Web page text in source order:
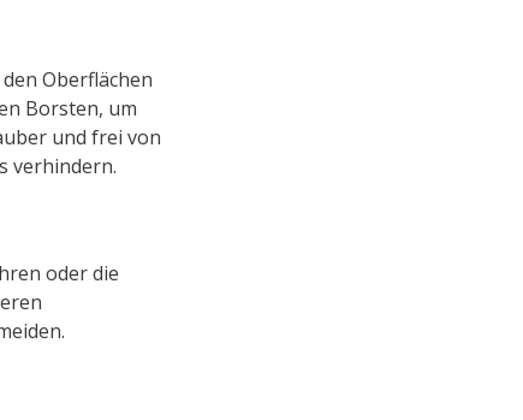
Oberflächen
Borsten, um
und frei von
verhindern.
oder die